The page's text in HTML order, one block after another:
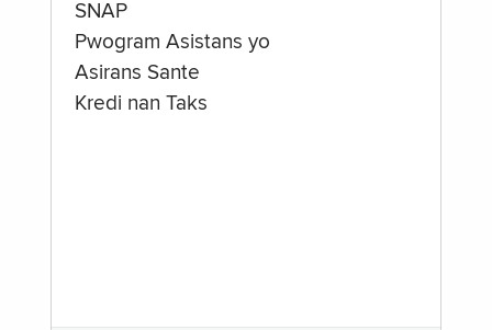
SNAP
Pwogram Asistans yo
Asirans Sante
Kredi nan Taks